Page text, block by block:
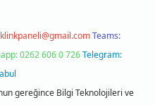
Teams:
0262 606 0 726Telegram:
gereğince Bilgi Teknolojileri ve